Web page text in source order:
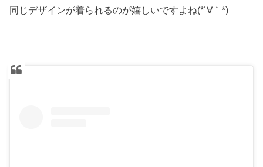
同じデザインが着られるのが嬉しいですよね(*´∀｀*)